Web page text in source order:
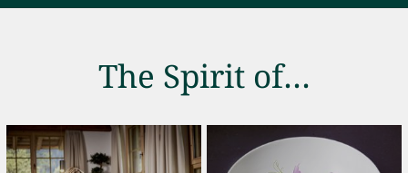
The Spirit of…